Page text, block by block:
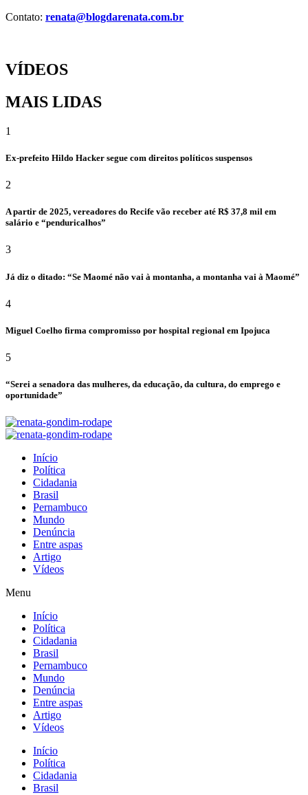
Contato: renata@blogdarenata.com.br
VÍDEOS
MAIS LIDAS
1
Ex-prefeito Hildo Hacker segue com direitos políticos suspensos
2
A partir de 2025, vereadores do Recife vão receber até R$ 37,8 mil em
salário e “penduricalhos”
3
Já diz o ditado: “Se Maomé não vai à montanha, a montanha vai à Maomé”
4
Miguel Coelho firma compromisso por hospital regional em Ipojuca
5
“Serei a senadora das mulheres, da educação, da cultura, do emprego e
oportunidade”
Início
Política
Cidadania
Brasil
Pernambuco
Mundo
Denúncia
Entre aspas
Artigo
Vídeos
Menu
Início
Política
Cidadania
Brasil
Pernambuco
Mundo
Denúncia
Entre aspas
Artigo
Vídeos
Início
Política
Cidadania
Brasil